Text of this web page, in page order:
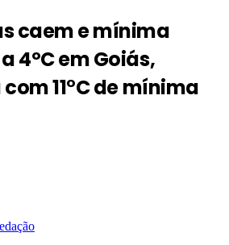
caem e mínima
4ºC em Goiás,
11°C de mínima